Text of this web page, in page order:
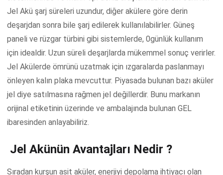
Jel Akü şarj süreleri uzundur, diğer akülere göre derin
deşarjdan sonra bile şarj edilerek kullanılabilirler. Güneş
paneli ve rüzgar türbini gibi sistemlerde, 0günlük kullanım
için idealdir. Uzun süreli deşarjlarda mükemmel sonuç verirler.
Jel Akülerde ömrünü uzatmak için ızgaralarda paslanmayı
önleyen kalın plaka mevcuttur. Piyasada bulunan bazı aküler
jel diye satılmasına rağmen jel değillerdir. Bunu markanın
orijinal etiketinin üzerinde ve ambalajında bulunan GEL
ibaresinden anlayabiliriz.
Jel Akünün Avantajları Nedir ?
Sıradan kurşun asit aküler, enerjiyi depolama ihtiyacı olan